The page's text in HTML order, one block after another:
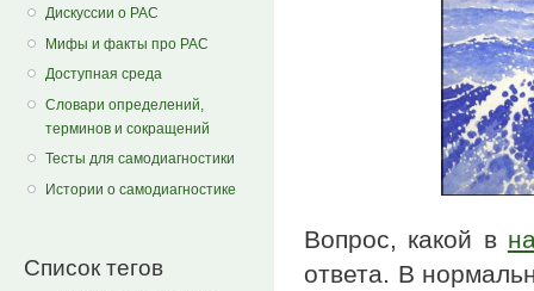
Дискуссии о РАС
Мифы и факты про РАС
Доступная среда
Словари определений,
терминов и сокращений
Тесты для самодиагностики
Истории о самодиагностике
Список тегов
Вопрос, какой в
ответа. В